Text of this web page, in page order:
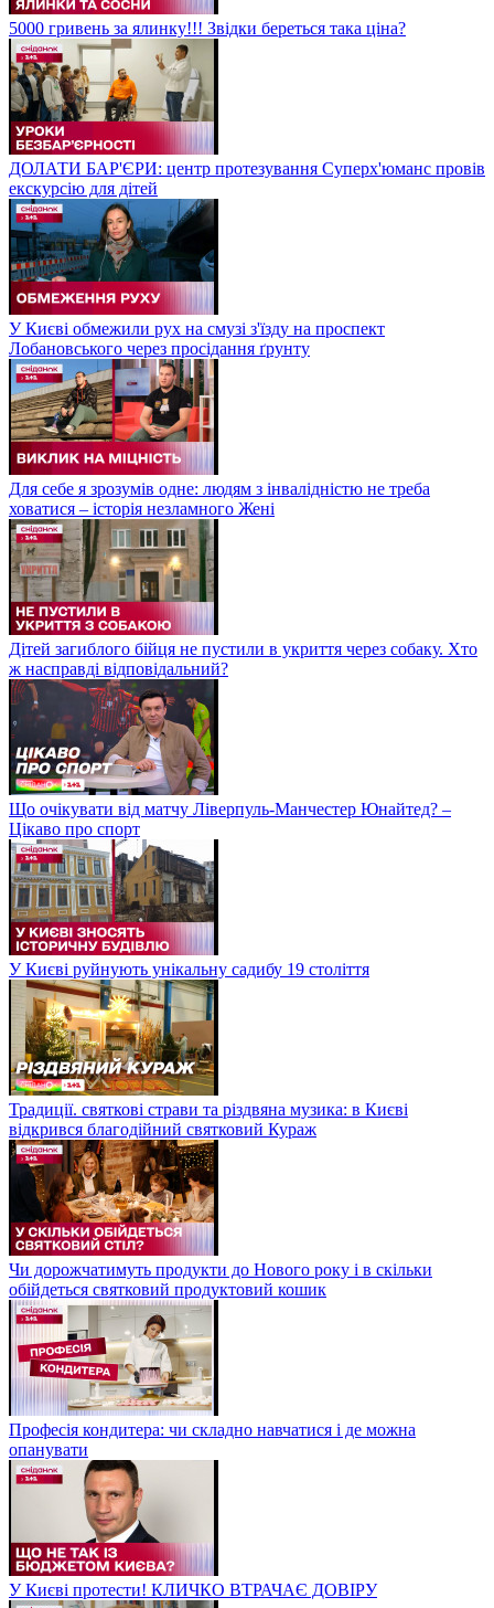
5000 гривень за ялинку!!! Звідки береться така ціна?
ДОЛАТИ БАР'ЄРИ: центр протезування Суперх'юманс провів
екскурсію для дітей
У Києві обмежили рух на смузі з'їзду на проспект
Лобановського через просідання ґрунту
Для себе я зрозумів одне: людям з інвалідністю не треба
ховатися – історія незламного Жені
Дітей загиблого бійця не пустили в укриття через собаку. Хто
ж насправді відповідальний?
Що очікувати від матчу Ліверпуль-Манчестер Юнайтед? –
Цікаво про спорт
У Києві руйнують унікальну садибу 19 століття
Традиції. святкові страви та різдвяна музика: в Києві
відкрився благодійний святковий Кураж
Чи дорожчатимуть продукти до Нового року і в скільки
обійдеться святковий продуктовий кошик
Професія кондитера: чи складно навчатися і де можна
опанувати
У Києві протести! КЛИЧКО ВТРАЧАЄ ДОВІРУ